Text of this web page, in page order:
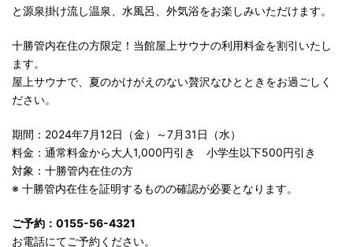
と源泉掛け流し温泉、水風呂、外気浴をお楽しみいただけます。
十勝管内在住の方限定！当館屋上サウナの利用料金を割引いたし
ます。
屋上サウナで、夏のかけがえのない贅沢なひとときをお過ごしく
ださい。
期間：2024年7月12日（金）～7月31日（水）
料金：通常料金から大人1,000円引き 小学生以下500円引き
対象：十勝管内在住の方
※ 十勝管内在住を証明するものの確認が必要となります。
ご予約：0155-56-4321
お電話にてご予約ください。